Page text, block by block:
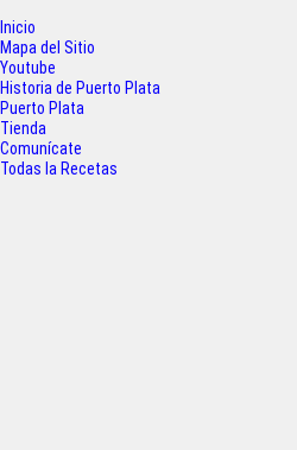
b
o
o
k
t
e
r
A
p
Inicio
Mapa del Sitio
Youtube
Historia de Puerto Plata
Puerto Plata
Tienda
Comunícate
Todas la Recetas